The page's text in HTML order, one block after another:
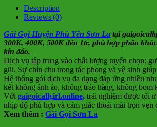
Description
Reviews (0)
Gái Gọi Huyện Phù Yên Sơn La tại
300K, 400K, 500K đến 1tr, phù hợp phân
kín đáo.
Dịch vụ tập trung vào chất lượng tuyển chọn:
gũi. Sự chỉn chu trong tác phong và vệ sinh
Hệ thống gói dịch vụ đa dạng đáp ứng nhiều
kết không ảnh ảo, không tráo hàng, không
Với gaigoicallgirl.online, trải nghiệm được tối
nhịp độ phù hợp và cảm giác thoải mái trọn
Xem thêm : Gái Gọi Sơn La